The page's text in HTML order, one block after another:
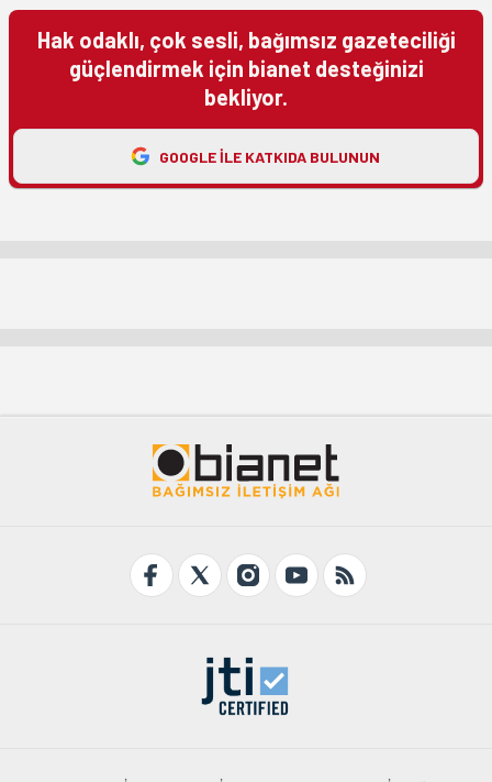
Hak odaklı, çok sesli, bağımsız gazeteciliği
güçlendirmek için bianet desteğinizi
bekliyor.
GOOGLE ILE KATKIDA BULUNUN